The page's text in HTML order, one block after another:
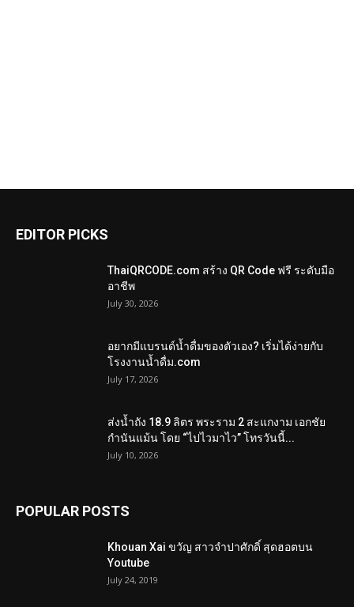
EDITOR PICKS
ThaiQRCODE.com สร้าง QR Code ฟรี ระดับมือ
อาชีพ
July 30, 2026
อยากมีแบรนด์น้ำดื่มของตัวเอง? เริ่มได้ง่ายกับ
โรงงานน้ำดื่ม.com
July 17, 2026
ส่งน้ำถัง 18.9 ลิตร พระราม 2 สะแกงาม เอกชัย
กำนันแม้น โดย “ไปไวมาไว” โทรวันนี้...
July 10, 2026
POPULAR POSTS
Khouan Xai ขวัญ สาวจำปาศักดิ์ สุดฮอตบน
Youtube
July 24, 2019